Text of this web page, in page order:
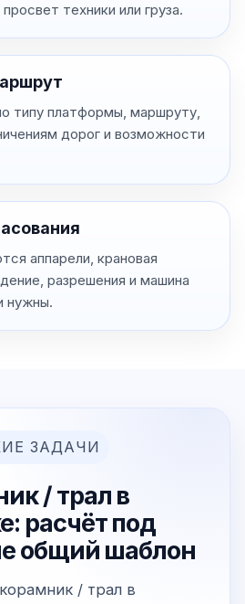
техники или груза.
типу платформы, маршруту,
дорог и возможности
аппарели, крановая
разрешения и машина
нужны.
ЗАДАЧИ
/ трал в
расчёт под
общий шаблон
/ трал в